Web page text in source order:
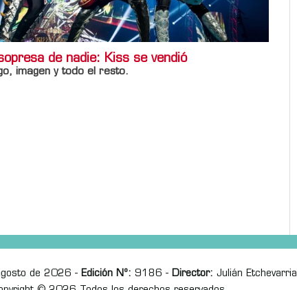
de nadie: Kiss se vendió
imagen y todo el resto.
de 2026 - Edición Nº: 9186 - Director: Julián Etchevarria